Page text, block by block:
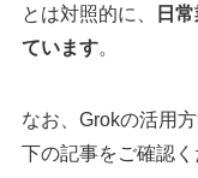
とは対照的に、
日
ています。
なお、Grokの活用
下の記事をご確認く